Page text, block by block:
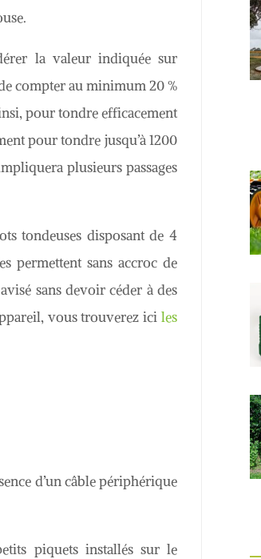
la valeur indiquée sur
compter au minimum 20 %
pour tondre efficacement
pour tondre jusqu’à 1200
plusieurs passages
tondeuses disposant de 4
permettent sans accroc de
sans devoir céder à des
vous trouverez ici les
d’un câble périphérique
piquets installés sur le